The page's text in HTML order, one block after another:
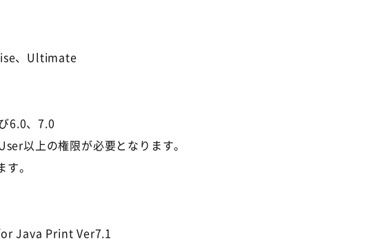
、Ultimate
6.0、7.0
以上の権限が必要となります。
。
Java Print Ver7.1